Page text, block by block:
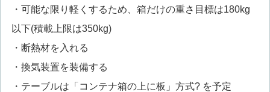
・可能な限り軽くするため、箱だけの重さ目標は180kg
以下(積載上限は350kg)
・断熱材を入れる
・換気装置を装備する
・テーブルは「コンテナ箱の上に板」方式? を予定